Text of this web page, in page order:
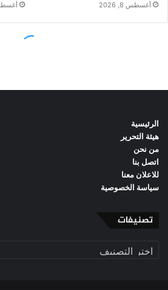
الرئيسية
هيئة التحرير
من نحن
اتصل بنا
للاعلان معنا
سياسة الخصوصية
تصنيفات
تصنيفات